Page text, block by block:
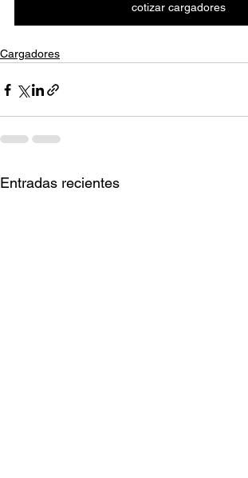
cotizar cargadores
Cargadores
Entradas recientes